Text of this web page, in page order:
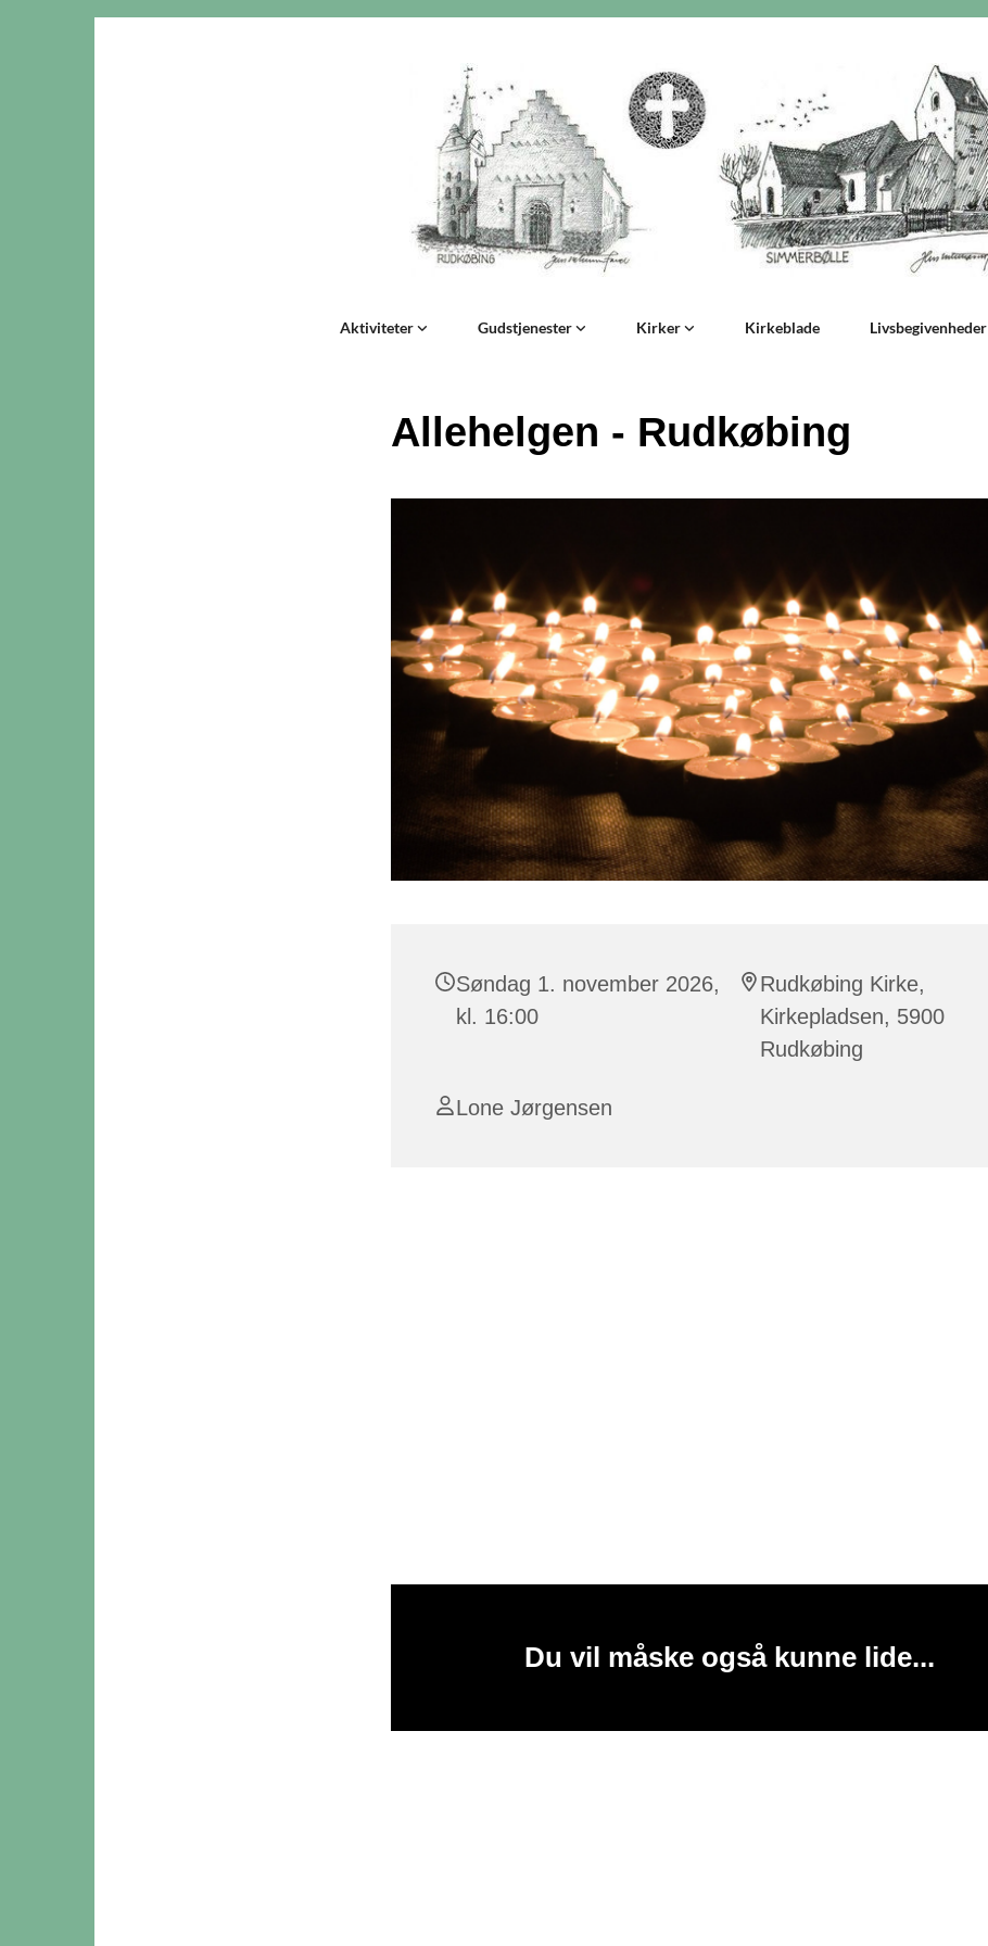
Aktiviteter Gudstjenester Kirker Kirkeblade Livsbegivenheder
Allehelgen - Rudkøbing
Søndag 1. november 2026,
kl. 16:00
Rudkøbing Kirke,
Kirkepladsen, 5900
Rudkøbing
Lone Jørgensen
Du vil måske også kunne lide...